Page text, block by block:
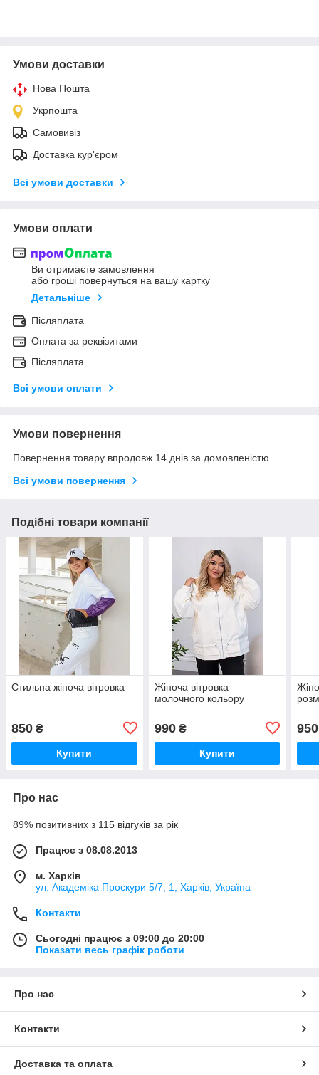
Умови доставки
Нова Пошта
Укрпошта
Самовивіз
Доставка кур'єром
Всі умови доставки
Умови оплати
Ви отримаєте замовлення
або гроші повернуться на вашу картку
Детальніше
Післяплата
Оплата за реквізитами
Післяплата
Всі умови оплати
Умови повернення
Повернення товару впродовж 14 днів за домовленістю
Всі умови повернення
Подібні товари компанії
Стильна жіноча вітровка
850 ₴
Купити
Жіноча вітровка
молочного кольору
990₴
Купити
950
Про нас
89% позитивних з 115 відгуків за рік
Працює з 08.08.2013
м. Харків
ул. Академіка Проскури 5/7, 1, Харків, Україна
Контакти
Сьогодні працює з 09:00 до 20:00
Показати весь графік роботи
Про нас
Контакти
Доставка та оплата